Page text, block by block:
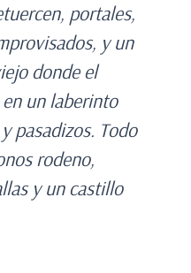
portales,
y un
donde el
un laberinto
pasadizos. Todo
rodeno,
y un castillo